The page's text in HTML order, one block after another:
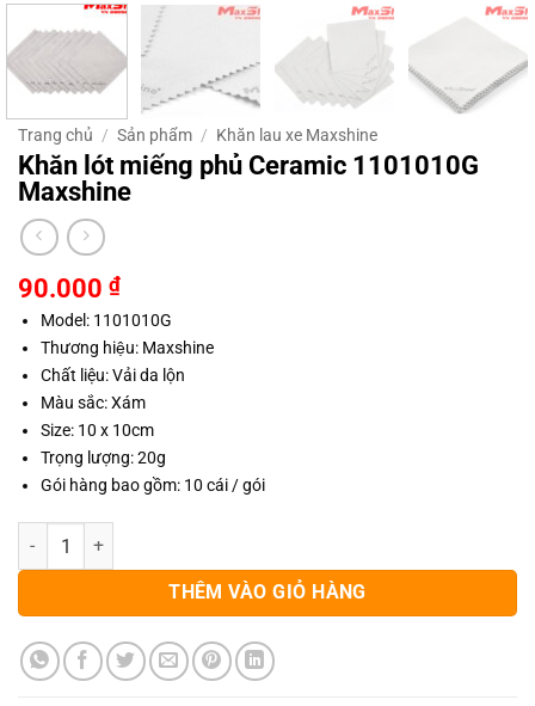
Trang chủ / Sản phẩm / Khăn lau xe Maxshine
Khăn lót miếng phủ Ceramic 1101010G
Maxshine
90.000 ₫
Model: 1101010G
Thương hiệu: Maxshine
Chất liệu: Vải da lộn
Màu sắc: Xám
Size: 10 x 10cm
Trọng lượng: 20g
Gói hàng bao gồm: 10 cái / gói
Khăn lót miếng phủ Ceramic 1101010G Maxshine số lượng
THÊM VÀO GIỎ HÀNG